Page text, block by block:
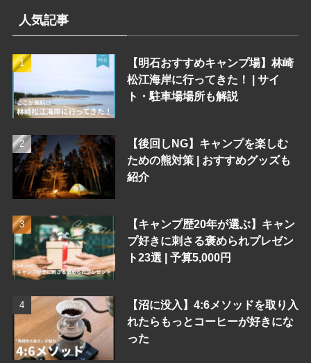
人気記事
【明石おすすめキャンプ場】林崎
松江海岸に行ってきた！ | サイ
ト・駐車場場所も解説
【後回しNG】キャンプを楽しむ
ための熊対策 | おすすめグッズも
紹介
【キャンプ歴20年が選ぶ】キャン
プ好きに刺さる褒められプレゼン
ト23選 | 予算5,000円
【沼に没入】4:6メソッドを取り入
れたらもっとコーヒーが好きにな
った